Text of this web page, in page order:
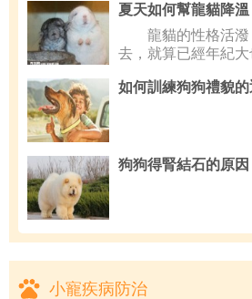
夏天如何幫龍貓降溫
龍貓的性格活潑
去，就算已經年紀大
如何訓練狗狗禮貌的
狗狗得腎結石的原因
小寵疾病防治